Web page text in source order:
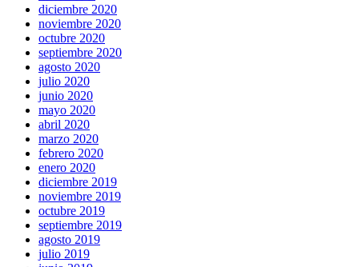
diciembre 2020
noviembre 2020
octubre 2020
septiembre 2020
agosto 2020
julio 2020
junio 2020
mayo 2020
abril 2020
marzo 2020
febrero 2020
enero 2020
diciembre 2019
noviembre 2019
octubre 2019
septiembre 2019
agosto 2019
julio 2019